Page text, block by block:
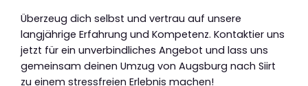
Überzeug dich selbst und vertrau auf unsere
langjährige Erfahrung und Kompetenz. Kontaktier uns
jetzt für ein unverbindliches Angebot und lass uns
gemeinsam deinen Umzug von Augsburg nach Siirt
zu einem stressfreien Erlebnis machen!